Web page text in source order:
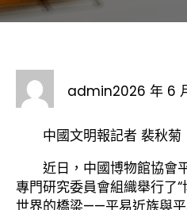
admin2026 年 6
中國文明報記者 裴秋菊
近日，中國博物館協會
專門研究委員會組織舉行了
世界的橋梁——平易近族與